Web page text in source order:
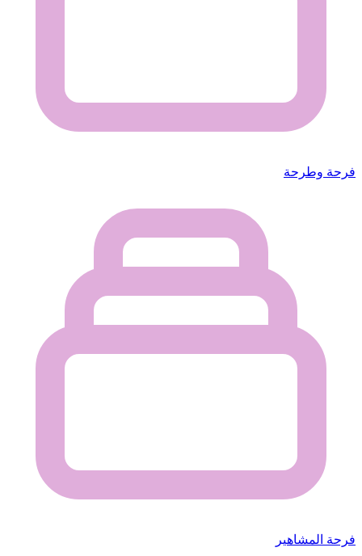
فرحة وطرحة
فرحة المشاهير